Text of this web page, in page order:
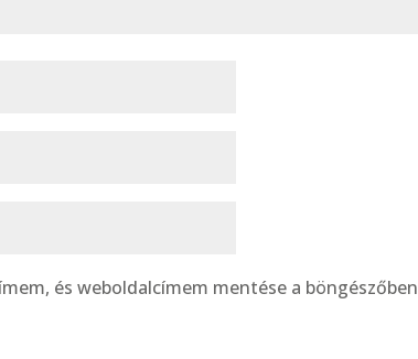
és weboldalcímem mentése a